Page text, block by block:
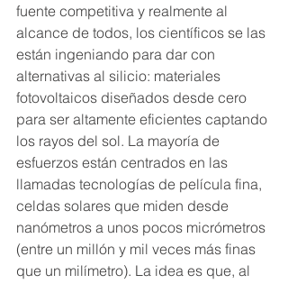
fuente competitiva y realmente al
alcance de todos, los científicos se las
están ingeniando para dar con
alternativas al silicio: materiales
fotovoltaicos diseñados desde cero
para ser altamente eficientes captando
los rayos del sol. La mayoría de
esfuerzos están centrados en las
llamadas tecnologías de película fina,
celdas solares que miden desde
nanómetros a unos pocos micrómetros
(entre un millón y mil veces más finas
que un milímetro). La idea es que, al